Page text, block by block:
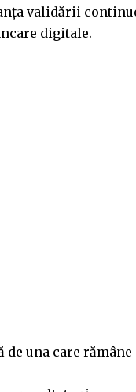
validării
digitale.
una care